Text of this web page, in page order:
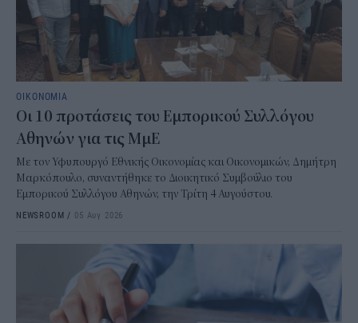
ΟΙΚΟΝΟΜΙΑ
Οι 10 προτάσεις του Εμπορικού Συλλόγου
Αθηνών για τις ΜμΕ
Με τον Υφυπουργό Εθνικής Οικονομίας και Οικονομικών, Δημήτρη
Μαρκόπουλο, συναντήθηκε το Διοικητικό Συμβούλιο του
Εμπορικού Συλλόγου Αθηνών, την Τρίτη 4 Αυγούστου.
NEWSROOM / 05 Αυγ 2026